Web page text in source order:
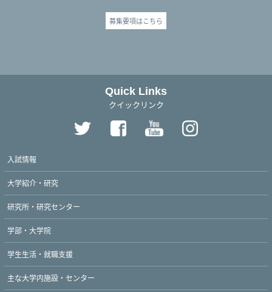
募集要項はこちら
Quick Links
クイックリンク
入試情報
大学紹介・研究
研究所・研究センター
学部・大学院
学生生活・就職支援
主な大学内施設・センター